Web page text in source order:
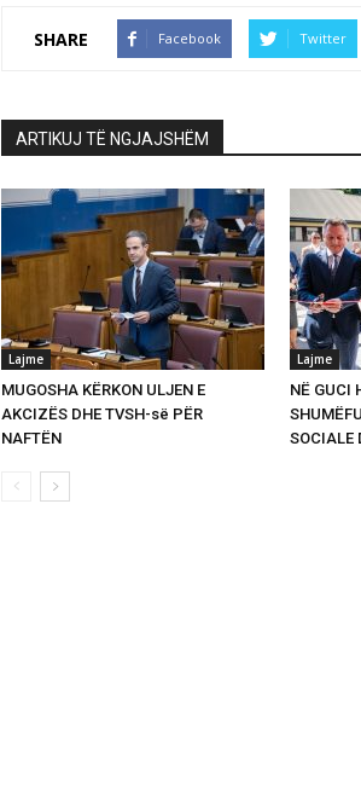
SHARE Facebook Twitter
ARTIKUJ TË NGJAJSHËM
Lajme
MUGOSHA KËRKON ULJEN E
AKCIZËS DHE TVSH-së PËR
NAFTËN
Lajme
NË GUCI
SOCIALE